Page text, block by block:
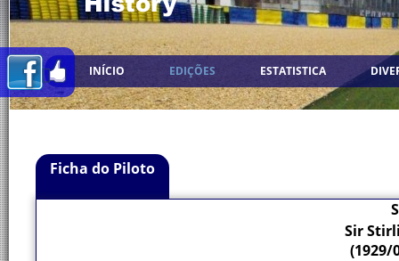
INÍCIO EDIÇÕES ESTATISTICA
Ficha do Piloto
Sir
(1929/